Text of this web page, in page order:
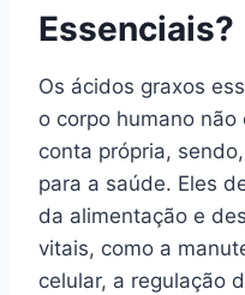
Essenciais?
Os ácidos graxos
o corpo humano
conta própria,
para a saúde. Eles
da alimentação e
vitais, como a
celular, a regulação